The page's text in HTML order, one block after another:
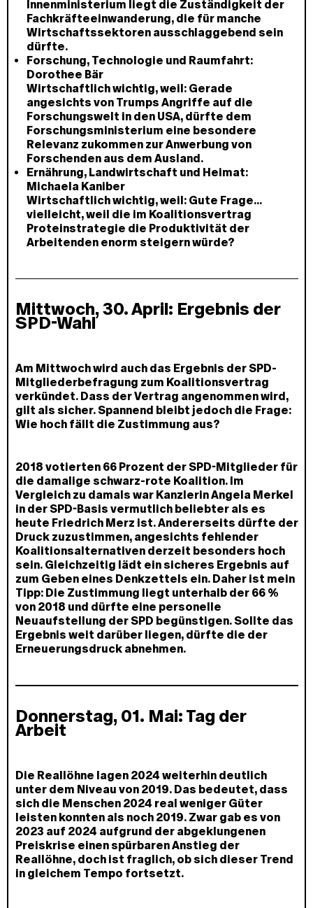
Innenministerium liegt die Zuständigkeit der
Fachkräfteeinwanderung, die für manche
Wirtschaftssektoren ausschlaggebend sein
dürfte.
Forschung, Technologie und Raumfahrt:
Dorothee Bär
Wirtschaftlich wichtig, weil:Gerade
angesichts von Trumps Angriffe auf die
Forschungswelt in den USA, dürfte dem
Forschungsministerium eine besondere
Relevanz zukommen zur Anwerbung von
Forschenden aus dem Ausland.
Ernährung, Landwirtschaft und Heimat:
Michaela Kaniber
Wirtschaftlich wichtig, weil:Gute Frage...
vielleicht, weil die im Koalitionsvertrag
Proteinstrategie die Produktivität der
Arbeitenden enorm steigern würde?
Mittwoch, 30. April: Ergebnis der
SPD-Wahl
Am Mittwoch wird auch das Ergebnis der SPD-
Mitgliederbefragung zum Koalitionsvertrag
verkündet. Dass der Vertrag angenommen wird,
gilt als sicher. Spannend bleibt jedoch die Frage:
Wie hoch fällt die Zustimmung aus?
2018 votierten 66 Prozent der SPD-Mitglieder für
die damalige schwarz-rote Koalition. Im
Vergleich zu damals war Kanzlerin Angela Merkel
in der SPD-Basis vermutlich beliebter als es
heute Friedrich Merz ist. Andererseits dürfte der
Druck zuzustimmen, angesichts fehlender
Koalitionsalternativen derzeit besonders hoch
sein. Gleichzeitig lädt ein sicheres Ergebnis auf
zum Geben eines Denkzettels ein. Daher ist mein
Tipp: Die Zustimmung liegt unterhalb der 66 %
von 2018 und dürfte eine personelle
Neuaufstellung der SPD begünstigen. Sollte das
Ergebnis weit darüber liegen, dürfte die der
Erneuerungsdruck abnehmen.
Donnerstag, 01. Mai: Tag der
Arbeit
Die Reallöhne lagen 2024 weiterhin deutlich
unter dem Niveau von 2019. Das bedeutet, dass
sich die Menschen 2024 real weniger Güter
leisten konnten als noch 2019. Zwar gab es von
2023 auf 2024 aufgrund der abgeklungenen
Preiskrise einen spürbaren Anstieg der
Reallöhne, doch ist fraglich, ob sich dieser Trend
in gleichem Tempo fortsetzt.